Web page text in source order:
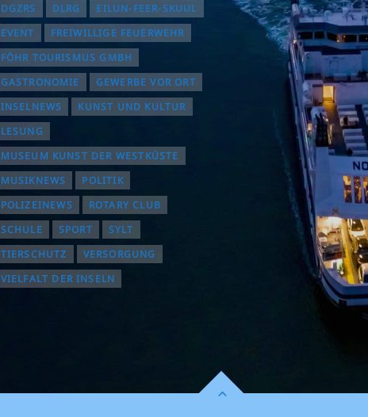
DGZRS
DLRG
EILUN-FEER-SKUUL
EVENT
FREIWILLIGE FEUERWEHR
FÖHR TOURISMUS GMBH
GASTRONOMIE
GEWERBE VOR ORT
INSELNEWS
KUNST UND KULTUR
LESUNG
MUSEUM KUNST DER WESTKÜSTE
MUSIKNEWS
POLITIK
POLIZEINEWS
ROTARY CLUB
SCHULE
SPORT
SYLT
TIERSCHUTZ
VERSORGUNG
VIELFALT DER INSELN